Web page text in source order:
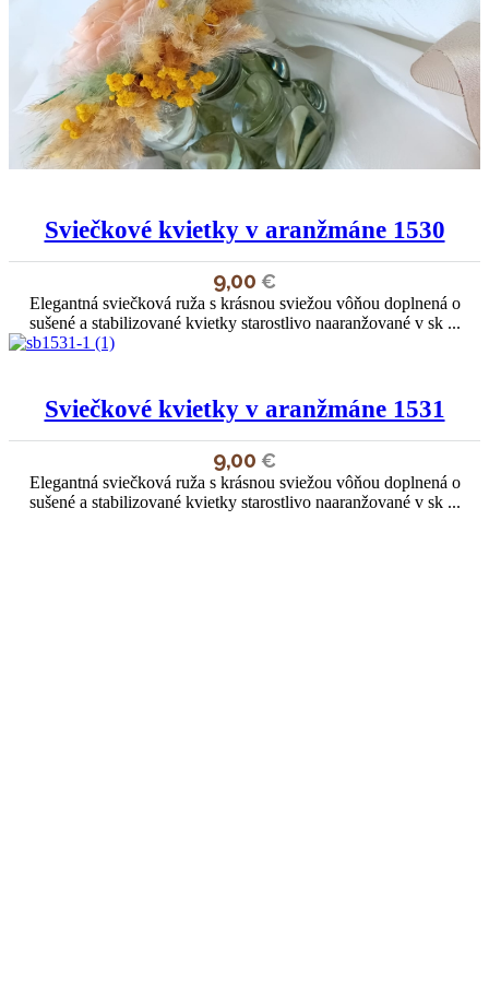
Sviečkové kvietky v aranžmáne 1530
9,00 €
Elegantná sviečková ruža s krásnou sviežou vôňou doplnená o
sušené a stabilizované kvietky starostlivo naaranžované v sk ...
Sviečkové kvietky v aranžmáne 1531
9,00 €
Elegantná sviečková ruža s krásnou sviežou vôňou doplnená o
sušené a stabilizované kvietky starostlivo naaranžované v sk ...